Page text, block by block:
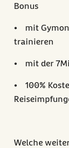
Bonus
• mit
trainieren
• mit der
• 100%
Welche